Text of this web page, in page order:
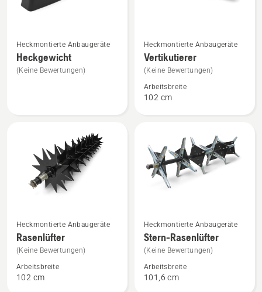
Details
zu
Heckgewicht
Heckmontierte Anbaugeräte
Heckgewicht
(Keine Bewertungen)
Details
Vertikutierer
anzeigen
Heckmontierte Anbaugeräte
Vertikutierer
(Keine Bewertungen)
Arbeitsbreite
102 cm
Details
zu
Rasenlüfter
anzeigen
Heckmontierte Anbaugeräte
Rasenlüfter
(Keine Bewertungen)
Arbeitsbreite
102 cm
Details
zu
Stern-
Rasenlüfter
anzeigen
Heckmontierte Anbaugeräte
Stern-Rasenlüfter
(Keine Bewertungen)
Arbeitsbreite
101,6 cm